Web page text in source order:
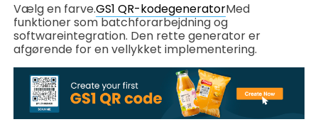
Vælg en farve.GS1 QR-kodegeneratorMed
funktioner som batchforarbejdning og
softwareintegration. Den rette generator er
afgørende for en vellykket implementering.